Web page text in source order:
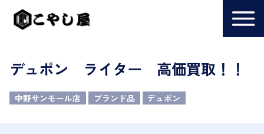
デュポン ライター 高価買取！！
中野サンモール店 ブランド品 デュポン